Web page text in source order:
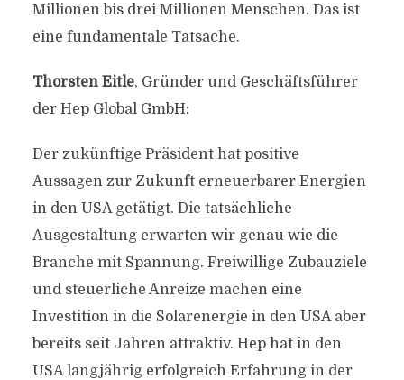
Millionen bis drei Millionen Menschen. Das ist
eine fundamentale Tatsache.
Thorsten Eitle, Gründer und Geschäftsführer
der Hep Global GmbH:
Der zukünftige Präsident hat positive
Aussagen zur Zukunft erneuerbarer Energien
in den USA getätigt. Die tatsächliche
Ausgestaltung erwarten wir genau wie die
Branche mit Spannung. Freiwillige Zubauziele
und steuerliche Anreize machen eine
Investition in die Solarenergie in den USA aber
bereits seit Jahren attraktiv. Hep hat in den
USA langjährig erfolgreich Erfahrung in der